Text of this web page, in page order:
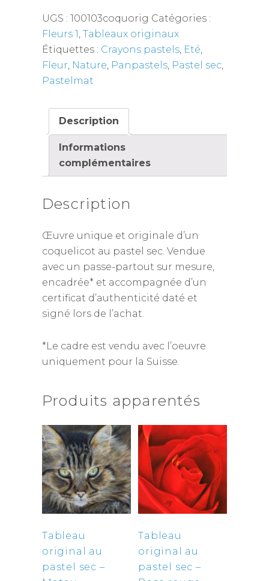
UGS : 100103coquorig Catégories :
Fleurs 1, Tableaux originaux
Étiquettes : Crayons pastels, Eté,
Fleur, Nature, Panpastels, Pastel sec,
Pastelmat
Description
Informations
complémentaires
Description
Œuvre unique et originale d’un
coquelicot au pastel sec. Vendue
avec un passe-partout sur mesure,
encadrée* et accompagnée d’un
certificat d’authenticité daté et
signé lors de l’achat.
*Le cadre est vendu avec l’oeuvre
uniquement pour la Suisse.
Produits apparentés
Tableau
original au
pastel sec –
Tableau
original au
pastel sec –